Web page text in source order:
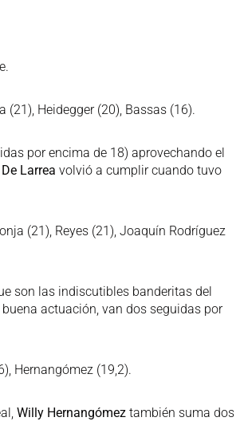
(21), Heidegger (20), Bassas (16).
por encima de 18) aprovechando el
De Larrea volvió a cumplir cuando tuvo
(21), Reyes (21), Joaquín Rodríguez
son las indiscutibles banderitas del
actuación, van dos seguidas por
Hernangómez (19,2).
Willy Hernangómez también suma dos